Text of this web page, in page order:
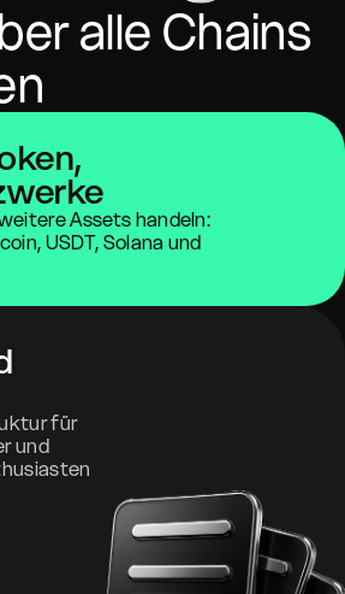
alle Chains
Assets handeln:
USDT, Solana und
für
und